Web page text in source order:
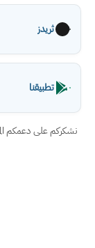
ثريدز
تطبيقنا
نشكركم على دعمكم